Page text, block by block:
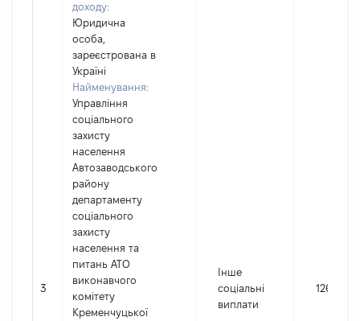
3
доходу:
Юридична
особа,
зареєстрована в
Україні
Найменування:
Управління
соціального
захисту
населення
Автозаводського
району
департаменту
соціального
захисту
населення та
питань АТО
виконавчого
комітету
Кременчуцької
Інше
соціальні
виплати
1265